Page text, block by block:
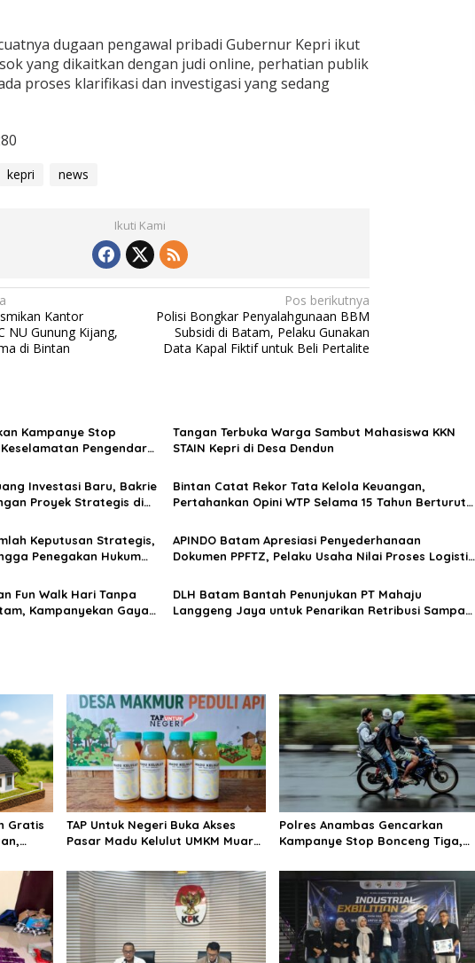
dugaan pengawal pribadi Gubernur Kepri ikut
yang dikaitkan dengan judi online, perhatian publik
proses klarifikasi dan investigasi yang sedang
kepri news
Ikuti Kami
Kantor
NU Gunung Kijang,
di Bintan
Pos berikutnya
Polisi Bongkar Penyalahgunaan BBM
Subsidi di Batam, Pelaku Gunakan
Data Kapal Fiktif untuk Beli Pertalite
Kampanye Stop
Pengendara
Tangan Terbuka Warga Sambut Mahasiswa KKN
STAIN Kepri di Desa Dendun
Investasi Baru, Bakrie
Proyek Strategis di
Bintan Catat Rekor Tata Kelola Keuangan,
Pertahankan Opini WTP Selama 15 Tahun Berturut-
Keputusan Strategis,
Penegakan Hukum
APINDO Batam Apresiasi Penyederhanaan
Dokumen PPFTZ, Pelaku Usaha Nilai Proses Logistik
Fun Walk Hari Tanpa
Kampanyekan Gaya
DLH Batam Bantah Penunjukan PT Mahaju
Langgeng Jaya untuk Penarikan Retribusi Sampah
Gratis
TAP Untuk Negeri Buka Akses
Pasar Madu Kelulut UMKM Muara
Dikenal
Polres Anambas Gencarkan
Kampanye Stop Bonceng Tiga,
Pengendara di Jalan